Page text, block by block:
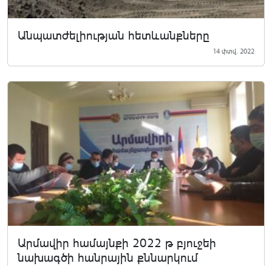
Անպատժելիության հետևանքները
14 փտվ. 2022
Արմավիր համայնքի 2022 թ բյուջեի
նախագծի հանրային քննարկում